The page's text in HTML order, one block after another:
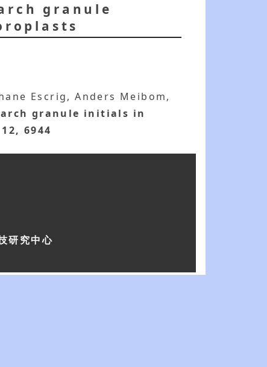
granule
Escrig, Anders Meibom,
granule initials in
6944
研究中心